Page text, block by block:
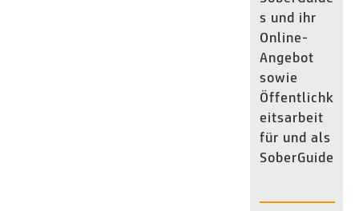
s und ihr
Online-
Angebot
sowie
Öffentlichk
eitsarbeit
für und als
SoberGuide